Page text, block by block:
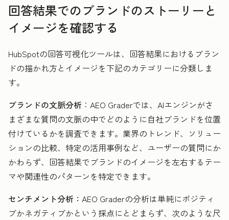
回答結果でのブランドのストーリーと
イメージを確認する
HubSpotの回答可視化ツールは、回答結果におけるブラン
ドの描かれ方とイメージを下記のカテゴリーに分類しま
す。
ブランドの文脈分析 ：AEO Graderでは、AIエンジンがさ
まざまな質問の文脈の中でどのように自社ブランドを位置
付けているかを調査できます。業界のトレンド、ソリュー
ションの比較、特定の活用事例など、ユーザーの質問にか
かわらず、回答結果でブランドのイメージを左右するテー
マや関連性のパターンを特定できます。
センチメント分析： AEO Graderの分析は単純にポジティ
ブかネガティブかという採点にとどまらず、次のような尺